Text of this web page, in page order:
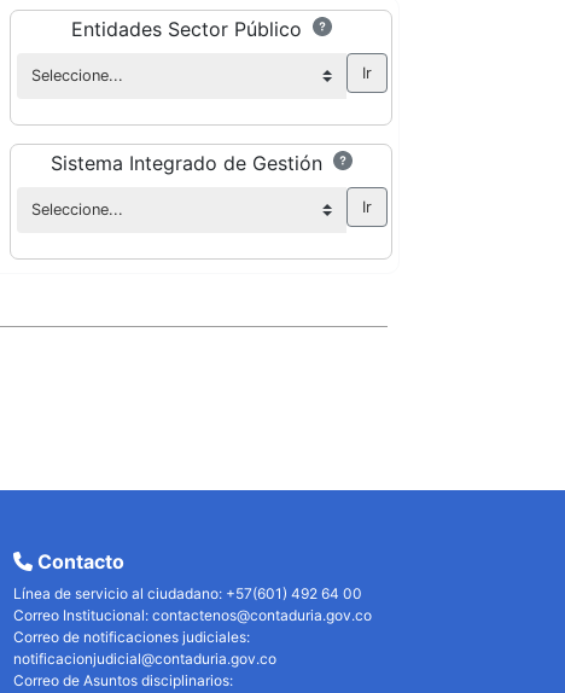
Entidades Sector Público
Sistema Integrado de Gestión
Contacto
Línea de servicio al ciudadano: +57(601) 492 64 00
Correo Institucional: contactenos@contaduria.gov.co
Correo de notificaciones judiciales:
notificacionjudicial@contaduria.gov.co
Correo de Asuntos disciplinarios: